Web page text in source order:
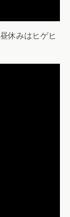
休みはヒゲヒ